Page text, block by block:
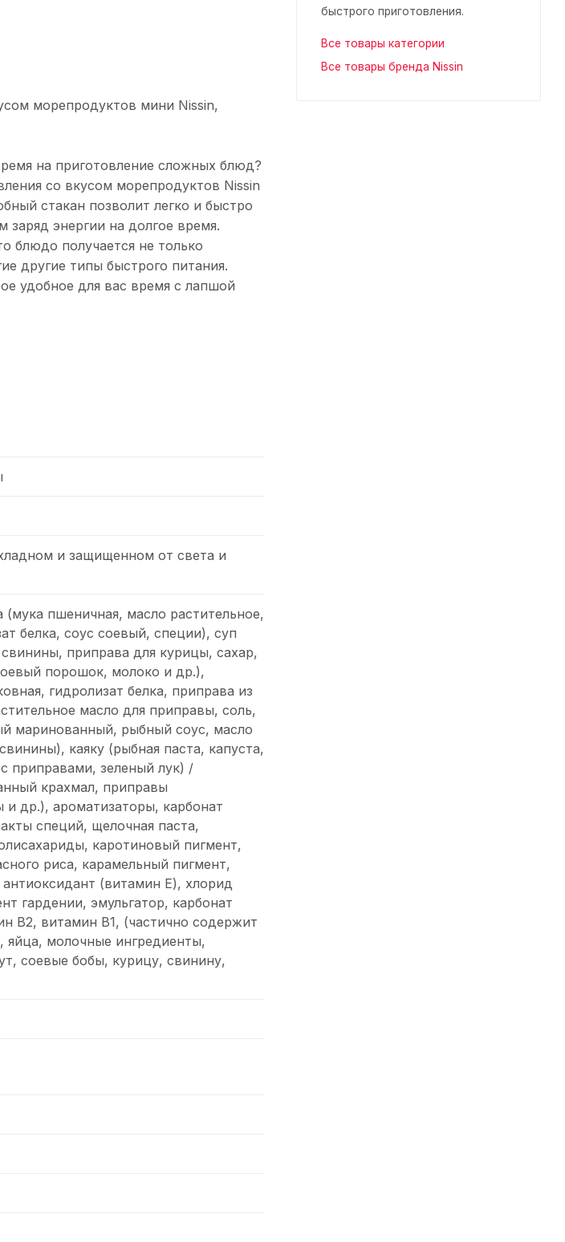
морепродуктов мини Nissin,
на приготовление сложных блюд?
со вкусом морепродуктов Nissin
стакан позволит легко и быстро
энергии на долгое время.
блюдо получается не только
другие типы быстрого питания.
удобное для вас время с лапшой
и защищенном от света и
(мука пшеничная, масло растительное,
белка, соус соевый, специи), суп
приправа для курицы, сахар,
порошок, молоко и др.),
гидролизат белка, приправа из
масло для приправы, соль,
маринованный, рыбный соус, масло
каяку (рыбная паста, капуста,
приправами, зеленый лук) /
крахмал, приправы
и др.), ароматизаторы, карбонат
специй, щелочная паста,
каротиновый пигмент,
риса, карамельный пигмент,
антиоксидант (витамин Е), хлорид
гардении, эмульгатор, карбонат
В2, витамин В1, (частично содержит
яйца, молочные ингредиенты,
соевые бобы, курицу, свинину,
быстрого приготовления.
Все товары категории
Все товары бренда Nissin